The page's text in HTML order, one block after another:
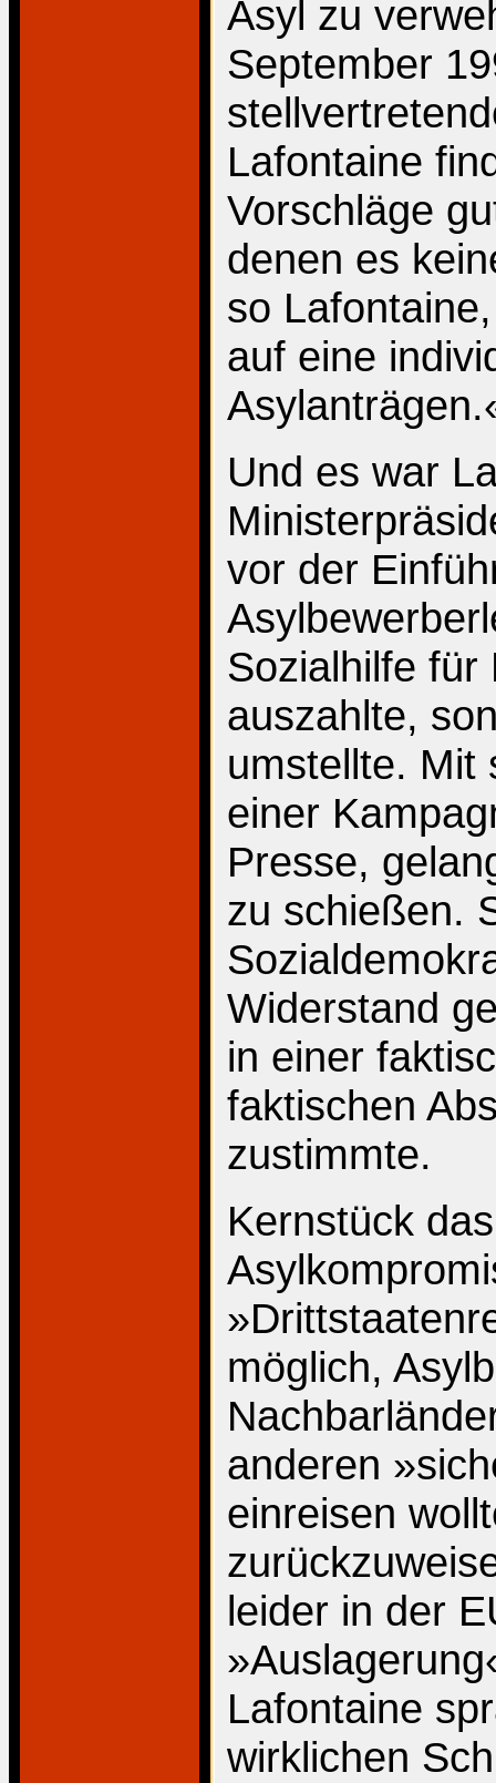
Asyl zu
September
Lafontaine
Vorschläge
denen es
so
auf eine
Und es war
vor der
Sozialhilfe für
auszahlte,
umstellte. Mit
einer
Presse,
zu schießen.
Widerstand
in einer
faktischen
zustimmte.
Kernstück
möglich,
anderen
einreisen
leider in der
Lafontaine
wirklichen